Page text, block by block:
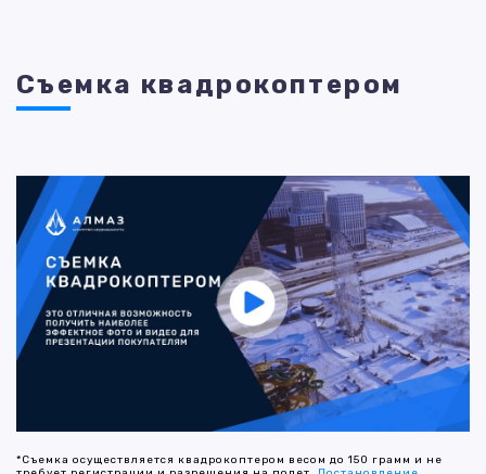
Съемка квадрокоптером
*Съемка осуществляется квадрокоптером весом до 150 грамм и не